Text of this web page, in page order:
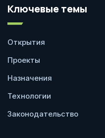
Ключевые темы
Открытия
Проекты
Назначения
Технологии
Законодательство